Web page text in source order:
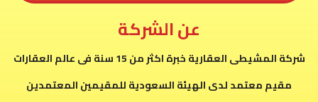
عن الشركة
شركة المشيطى العقارية خبرة اكثر من 15 سنة فى عالم العقارات
مقيم معتمد لدى الهيئة السعودية للمقيمين المعتمدين